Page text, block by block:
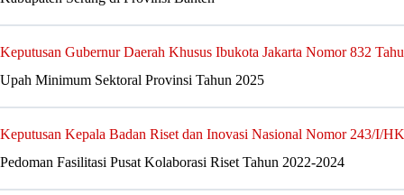
Keputusan Gubernur Daerah Khusus Ibukota Jakarta Nomor 832
Upah Minimum Sektoral Provinsi Tahun 2025
Keputusan Kepala Badan Riset dan Inovasi Nasional Nomor 243/I/
Pedoman Fasilitasi Pusat Kolaborasi Riset Tahun 2022-2024